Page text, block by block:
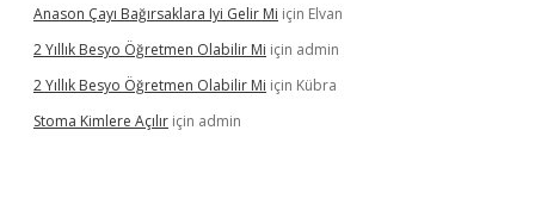
Anason Çayı Bağırsaklara Iyi Gelir Mi için Elvan
2 Yıllık Besyo Öğretmen Olabilir Mi için admin
2 Yıllık Besyo Öğretmen Olabilir Mi için Kübra
Stoma Kimlere Açılır için admin